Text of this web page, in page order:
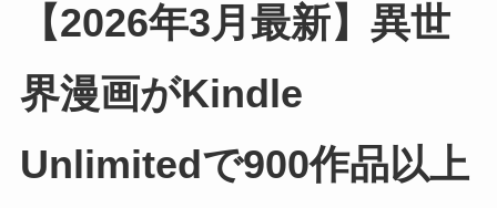
【2026年3月最新】異世
界漫画がKindle
Unlimitedで900作品以上